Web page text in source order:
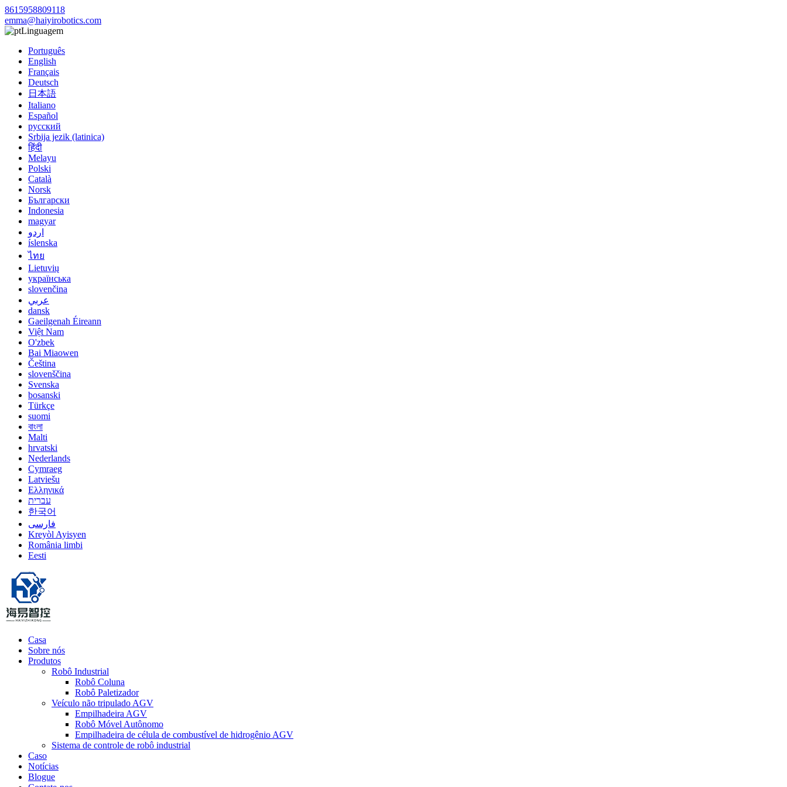
8615958809118
emma@haiyirobotics.com
Linguagem
Português
English
Français
Deutsch
日本語
Italiano
Español
русский
Srbija jezik (latinica)
हिंदी
Melayu
Polski
Català
Norsk
Български
Indonesia
magyar
اردو
íslenska
ไทย
Lietuvių
українська
slovenčina
عربي
dansk
Gaeilgenah Éireann
Việt Nam
O'zbek
Bai Miaowen
Čeština
slovenščina
Svenska
bosanski
Türkçe
suomi
বাংলা
Malti
hrvatski
Nederlands
Cymraeg
Latviešu
Ελληνικά
עברית
한국어
فارسی
Kreyòl Ayisyen
România limbi
Eesti
Casa
Sobre nós
Produtos
Robô Industrial
Robô Coluna
Robô Paletizador
Veículo não tripulado AGV
Empilhadeira AGV
Robô Móvel Autônomo
Empilhadeira de célula de combustível de hidrogênio AGV
Sistema de controle de robô industrial
Caso
Notícias
Blogue